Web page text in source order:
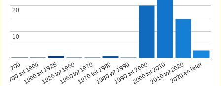
1700
1700 tot 1900
1900 tot 19251925 tot 19501950 tot 19701970 tot 19801980 tot 19901990 tot 20002000 tot 20102010 tot 20202020 en later
10
10
20
20